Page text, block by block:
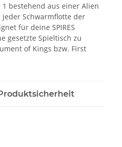
bestehend aus einer Alien
Schwarmflotte der
für deine SPIRES
gesetzte Spieltisch zu
of Kings bzw. First